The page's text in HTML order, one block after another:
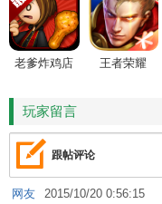
老爹炸鸡店
王者荣耀
玩家留言
跟帖评论
网友 2015/10/20 0:56:15